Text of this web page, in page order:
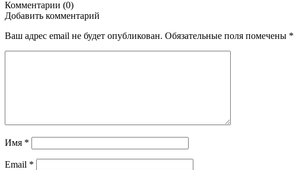
Комментарии (0)
Добавить комментарий
Ваш адрес email не будет опубликован. Обязательные поля помечены *
Имя *
Email *